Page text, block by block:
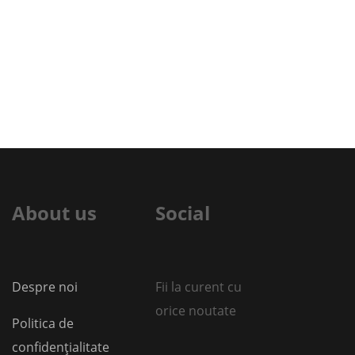
About us
Despre noi
Politica de
confidențialitate
Social
Fii la curent cu
orice noutate